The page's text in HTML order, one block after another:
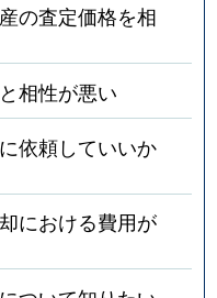
の査定価格を相
相性が悪い
依頼していいか
における費用が